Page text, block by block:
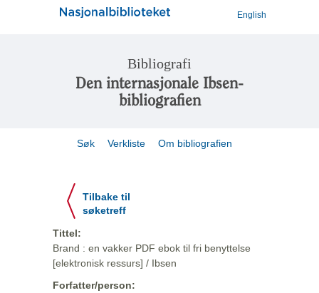
English
Bibliografi
Den internasjonale Ibsen-
bibliografien
Søk Verkliste Om bibliografien
Tilbake til
søketreff
Tittel:
Brand : en vakker PDF ebok til fri benyttelse
[elektronisk ressurs] / Ibsen
Forfatter/person: